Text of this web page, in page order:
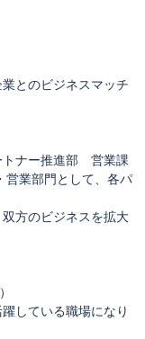
とのビジネスマッチ
トナー推進部 営業課
営業部門として、各パ
方のビジネスを拡大
している職場になり